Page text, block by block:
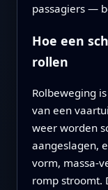
passagiers —
Hoe een
rollen
Rolbeweging
van een
weer worden
aangeslagen,
vorm, massa-
romp stroomt.